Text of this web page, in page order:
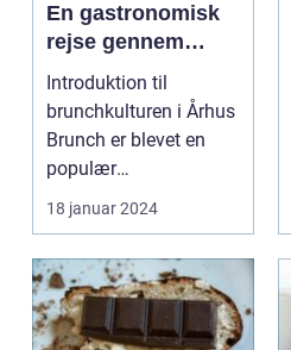
En gastronomisk
rejse gennem
byens bedste
morgenmadsspot
Introduktion til
brunchkulturen i Århus
Brunch er blevet en
populær
spiseoplevelse, der
kombinerer ...
18 januar 2024